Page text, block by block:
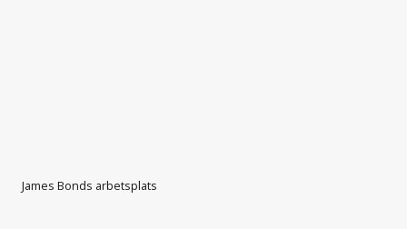
James Bonds arbetsplats